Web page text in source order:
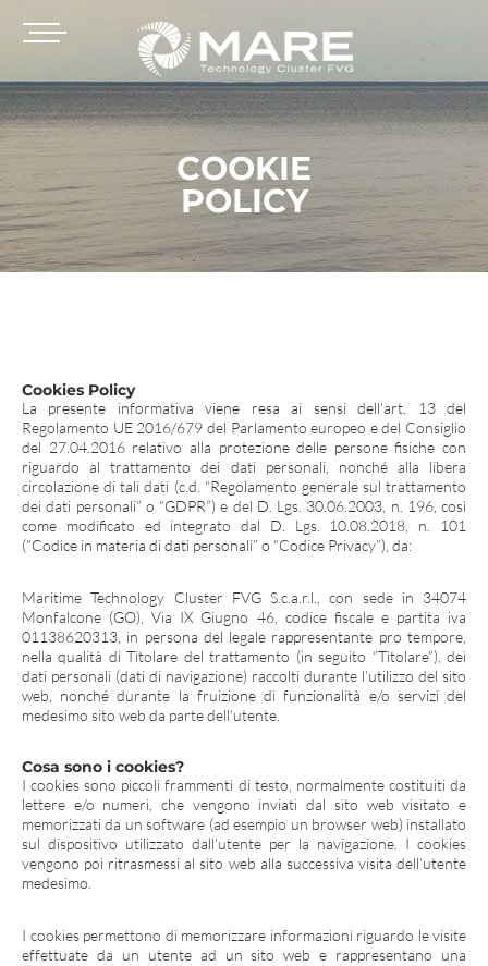
COOKIE
POLICY
Cookies Policy
La presente informativa viene resa ai sensi dell’art. 13 del
Regolamento UE 2016/679 del Parlamento europeo e del Consiglio
del 27.04.2016 relativo alla protezione delle persone fisiche con
riguardo al trattamento dei dati personali, nonché alla libera
circolazione di tali dati (c.d. “Regolamento generale sul trattamento
dei dati personali” o “GDPR”) e del D. Lgs. 30.06.2003, n. 196, così
come modificato ed integrato dal D. Lgs. 10.08.2018, n. 101
(“Codice in materia di dati personali” o “Codice Privacy”), da:
Maritime Technology Cluster FVG S.c.a.r.l.
, con sede in 34074
Monfalcone (GO), Via IX Giugno 46, codice fiscale e partita iva
01138620313, in persona del legale rappresentante pro tempore,
nella qualità di Titolare del trattamento (in seguito “Titolare”), dei
dati personali (dati di navigazione) raccolti durante l’utilizzo del sito
web, nonché durante la fruizione di funzionalità e/o servizi del
medesimo sito web da parte dell’utente.
Cosa sono i cookies?
I cookies sono piccoli frammenti di testo, normalmente costituiti da
lettere e/o numeri, che vengono inviati dal sito web visitato e
memorizzati da un software (ad esempio un browser web) installato
sul dispositivo utilizzato dall’utente per la navigazione. I cookies
vengono poi ritrasmessi al sito web alla successiva visita dell’utente
medesimo.
I cookies permettono di memorizzare informazioni riguardo le visite
effettuate da un utente ad un sito web e rappresentano una